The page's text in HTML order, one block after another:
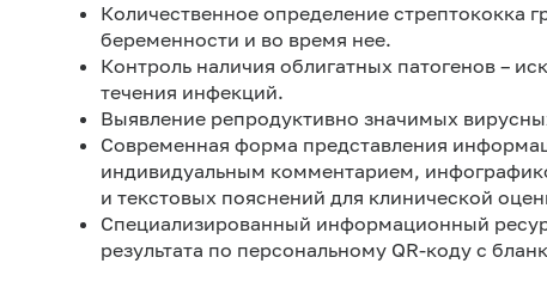
Количественное определение стрептококка
беременности и во время нее.
Контроль наличия облигатных патогенов –
течения инфекций.
Выявление репродуктивно значимых
Современная форма представления
индивидуальным комментарием,
и текстовых пояснений для клинической
Специализированный информационный
результата по персональному QR-коду с